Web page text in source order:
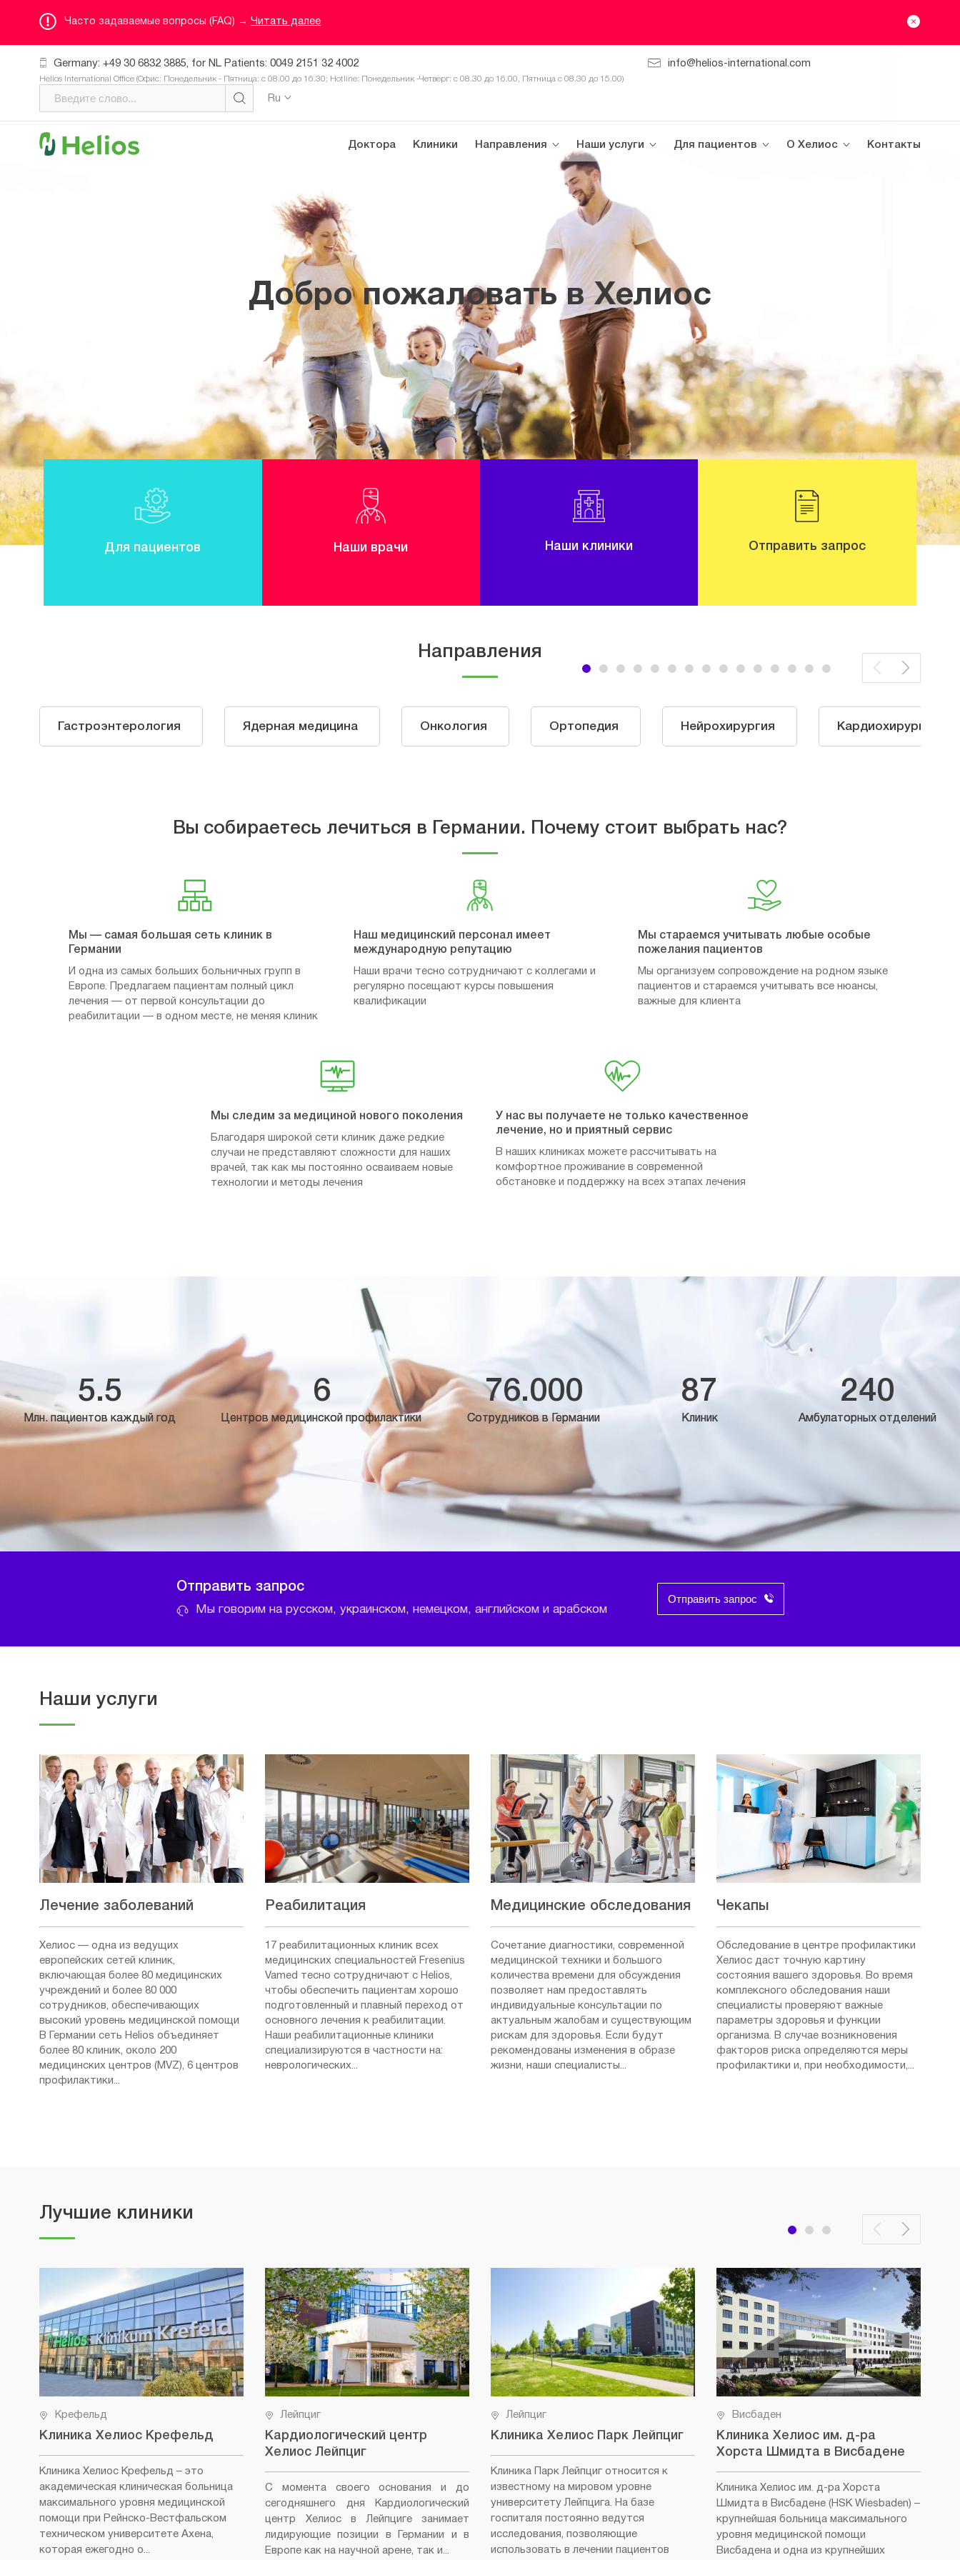
Часто задаваемые вопросы (FAQ) → Читать далее
Germany: +49 30 6832 3885, for NL Patients: 0049 2151 32 4002
Helios International Office (Офис: Понедельник - Пятница: с 08.00 до 16.30; Hotline: Понедельник -Четверг: с 08.30 до 16.00, Пятница с 08.30 до 15.00)
info@helios-international.com
Ru
Доктора Клиники Направления Наши услуги Для пациентов О Хелиос Контакты
Добро пожаловать в Хелиос
Для пациентов Наши врачи Наши клиники Отправить запрос
Направления
Гастроэнтерология Ядерная медицина Онкология Ортопедия Нейрохирургия Кардиохирургия
Вы собираетесь лечиться в Германии. Почему стоит выбрать нас?
Мы — самая большая сеть клиник в
Германии
И одна из самых больших больничных групп в
Европе. Предлагаем пациентам полный цикл
лечения — от первой консультации до
реабилитации — в одном месте, не меняя клиник
Наш медицинский персонал имеет
международную репутацию
Наши врачи тесно сотрудничают с коллегами и
регулярно посещают курсы повышения
квалификации
Мы стараемся учитывать любые особые
пожелания пациентов
Мы организуем сопровождение на родном языке
пациентов и стараемся учитывать все нюансы,
важные для клиента
Мы следим за медициной нового поколения
Благодаря широкой сети клиник даже редкие
случаи не представляют сложности для наших
врачей, так как мы постоянно осваиваем новые
технологии и методы лечения
У нас вы получаете не только качественное
лечение, но и приятный сервис
В наших клиниках можете рассчитывать на
комфортное проживание в современной
обстановке и поддержку на всех этапах лечения
5.5
Млн. пациентов каждый год
6
Центров медицинской профилактики
76.000
Сотрудников в Германии
87
Клиник
240
Амбулаторных отделений
Отправить запрос
Мы говорим на русском, украинском, немецком, английском и арабском
Отправить запрос
Наши услуги
Лечение заболеваний
Хелиос — одна из ведущих
европейских сетей клиник,
включающая более 80 медицинских
учреждений и более 80 000
сотрудников, обеспечивающих
высокий уровень медицинской помощи
В Германии сеть Helios объединяет
более 80 клиник, около 200
медицинских центров (MVZ), 6 центров
профилактики...
Реабилитация
17 реабилитационных клиник всех
медицинских специальностей Fresenius
Vamed тесно сотрудничают с Helios,
чтобы обеспечить пациентам хорошо
подготовленный и плавный переход от
основного лечения к реабилитации.
Наши реабилитационные клиники
специализируются в частности на:
неврологических...
Медицинские обследования
Сочетание диагностики, современной
медицинской техники и большого
количества времени для обсуждения
позволяет нам предоставлять
индивидуальные консультации по
актуальным жалобам и существующим
рискам для здоровья. Если будут
рекомендованы изменения в образе
жизни, наши специалисты...
Чекапы
Обследование в центре профилактики
Хелиос даст точную картину
состояния вашего здоровья. Во время
комплексного обследования наши
специалисты проверяют важные
параметры здоровья и функции
организма. В случае возникновения
факторов риска определяются меры
профилактики и, при необходимости,...
Лучшие клиники
Крефельд
Клиника Хелиос Крефельд
Клиника Хелиос Крефельд – это
академическая клиническая больница
максимального уровня медицинской
помощи при Рейнско-Вестфальском
техническом университете Ахена,
которая ежегодно о...
Лейпциг
Кардиологический центр
Хелиос Лейпциг
С момента своего основания и до
сегодняшнего дня Кардиологический
центр Хелиос в Лейпциге занимает
лидирующие позиции в Германии и в
Европе как на научной арене, так и...
Лейпциг
Клиника Хелиос Парк Лейпциг
Клиника Парк Лейпциг относится к
известному на мировом уровне
университету Лейпцига. На базе
госпиталя постоянно ведутся
исследования, позволяющие
использовать в лечении пациентов
Висбаден
Клиника Хелиос им. д-ра
Хорста Шмидта в Висбадене
Клиника Хелиос им. д-ра Хорста
Шмидта в Висбадене (HSK Wiesbaden) –
крупнейшая больница максимального
уровня медицинской помощи
Висбадена и одна из крупнейших